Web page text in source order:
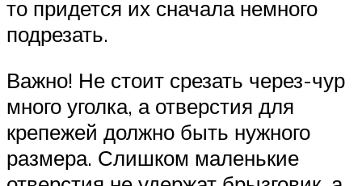
то придется их сначала немного
подрезать.
Важно! Не стоит срезать через-чур
много уголка, а отверстия для
крепежей должно быть нужного
размера. Слишком маленькие